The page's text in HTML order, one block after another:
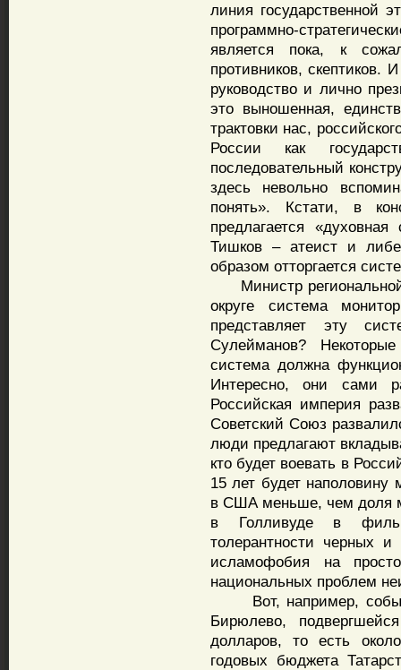
линия государственной
программно-
является пока, к
противников,
руководство и лично
это выношенная,
трактовки нас,
России как
последовательный
здесь невольно
понять». Кстати, в
предлагается
Тишков – атеист и
образом отторгается
Министр региональной
округе система
представляет эту
Сулейманов?
система должна
Интересно, они сами
Российская империя
Советский Союз
люди предлагают
кто будет воевать в
15 лет будет
в США меньше, чем доля
в Голливуде в
толерантности черных и
исламофобия на
национальных проблем
Вот, например,
Бирюлево,
долларов, то есть
годовых бюджета